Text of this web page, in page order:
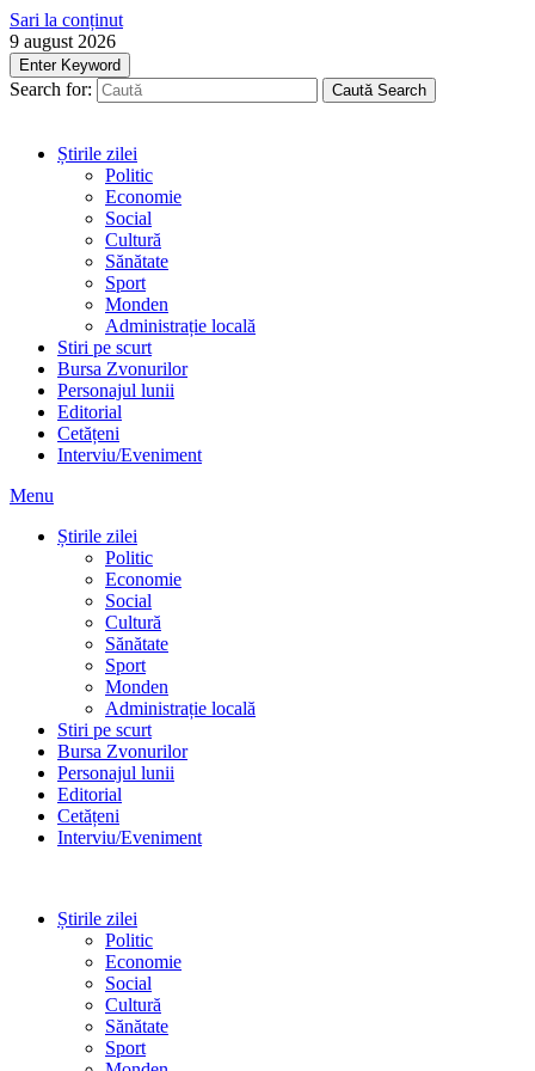
Sari la conținut
9 august 2026
Enter Keyword
Search for: Caută Search
Știrile zilei
Politic
Economie
Social
Cultură
Sănătate
Sport
Monden
Administrație locală
Stiri pe scurt
Bursa Zvonurilor
Personajul lunii
Editorial
Cetățeni
Interviu/Eveniment
Menu
Știrile zilei
Politic
Economie
Social
Cultură
Sănătate
Sport
Monden
Administrație locală
Stiri pe scurt
Bursa Zvonurilor
Personajul lunii
Editorial
Cetățeni
Interviu/Eveniment
Știrile zilei
Politic
Economie
Social
Cultură
Sănătate
Sport